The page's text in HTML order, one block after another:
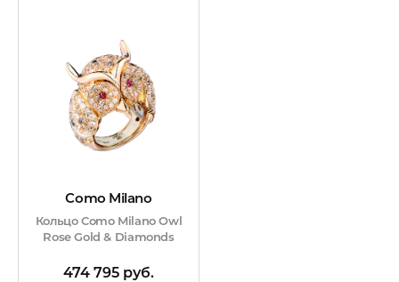
Como Milano
Кольцо Como Milano Owl
Rose Gold & Diamonds
474 795 руб.